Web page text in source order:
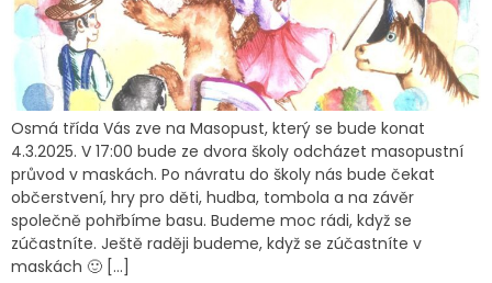
Osmá třída Vás zve na Masopust, který se bude konat
4.3.2025. V 17:00 bude ze dvora školy odcházet masopustní
průvod v maskách. Po návratu do školy nás bude čekat
občerstvení, hry pro děti, hudba, tombola a na závěr
společně pohřbíme basu. Budeme moc rádi, když se
zúčastníte. Ještě raději budeme, když se zúčastníte v
maskách 🙂 […]